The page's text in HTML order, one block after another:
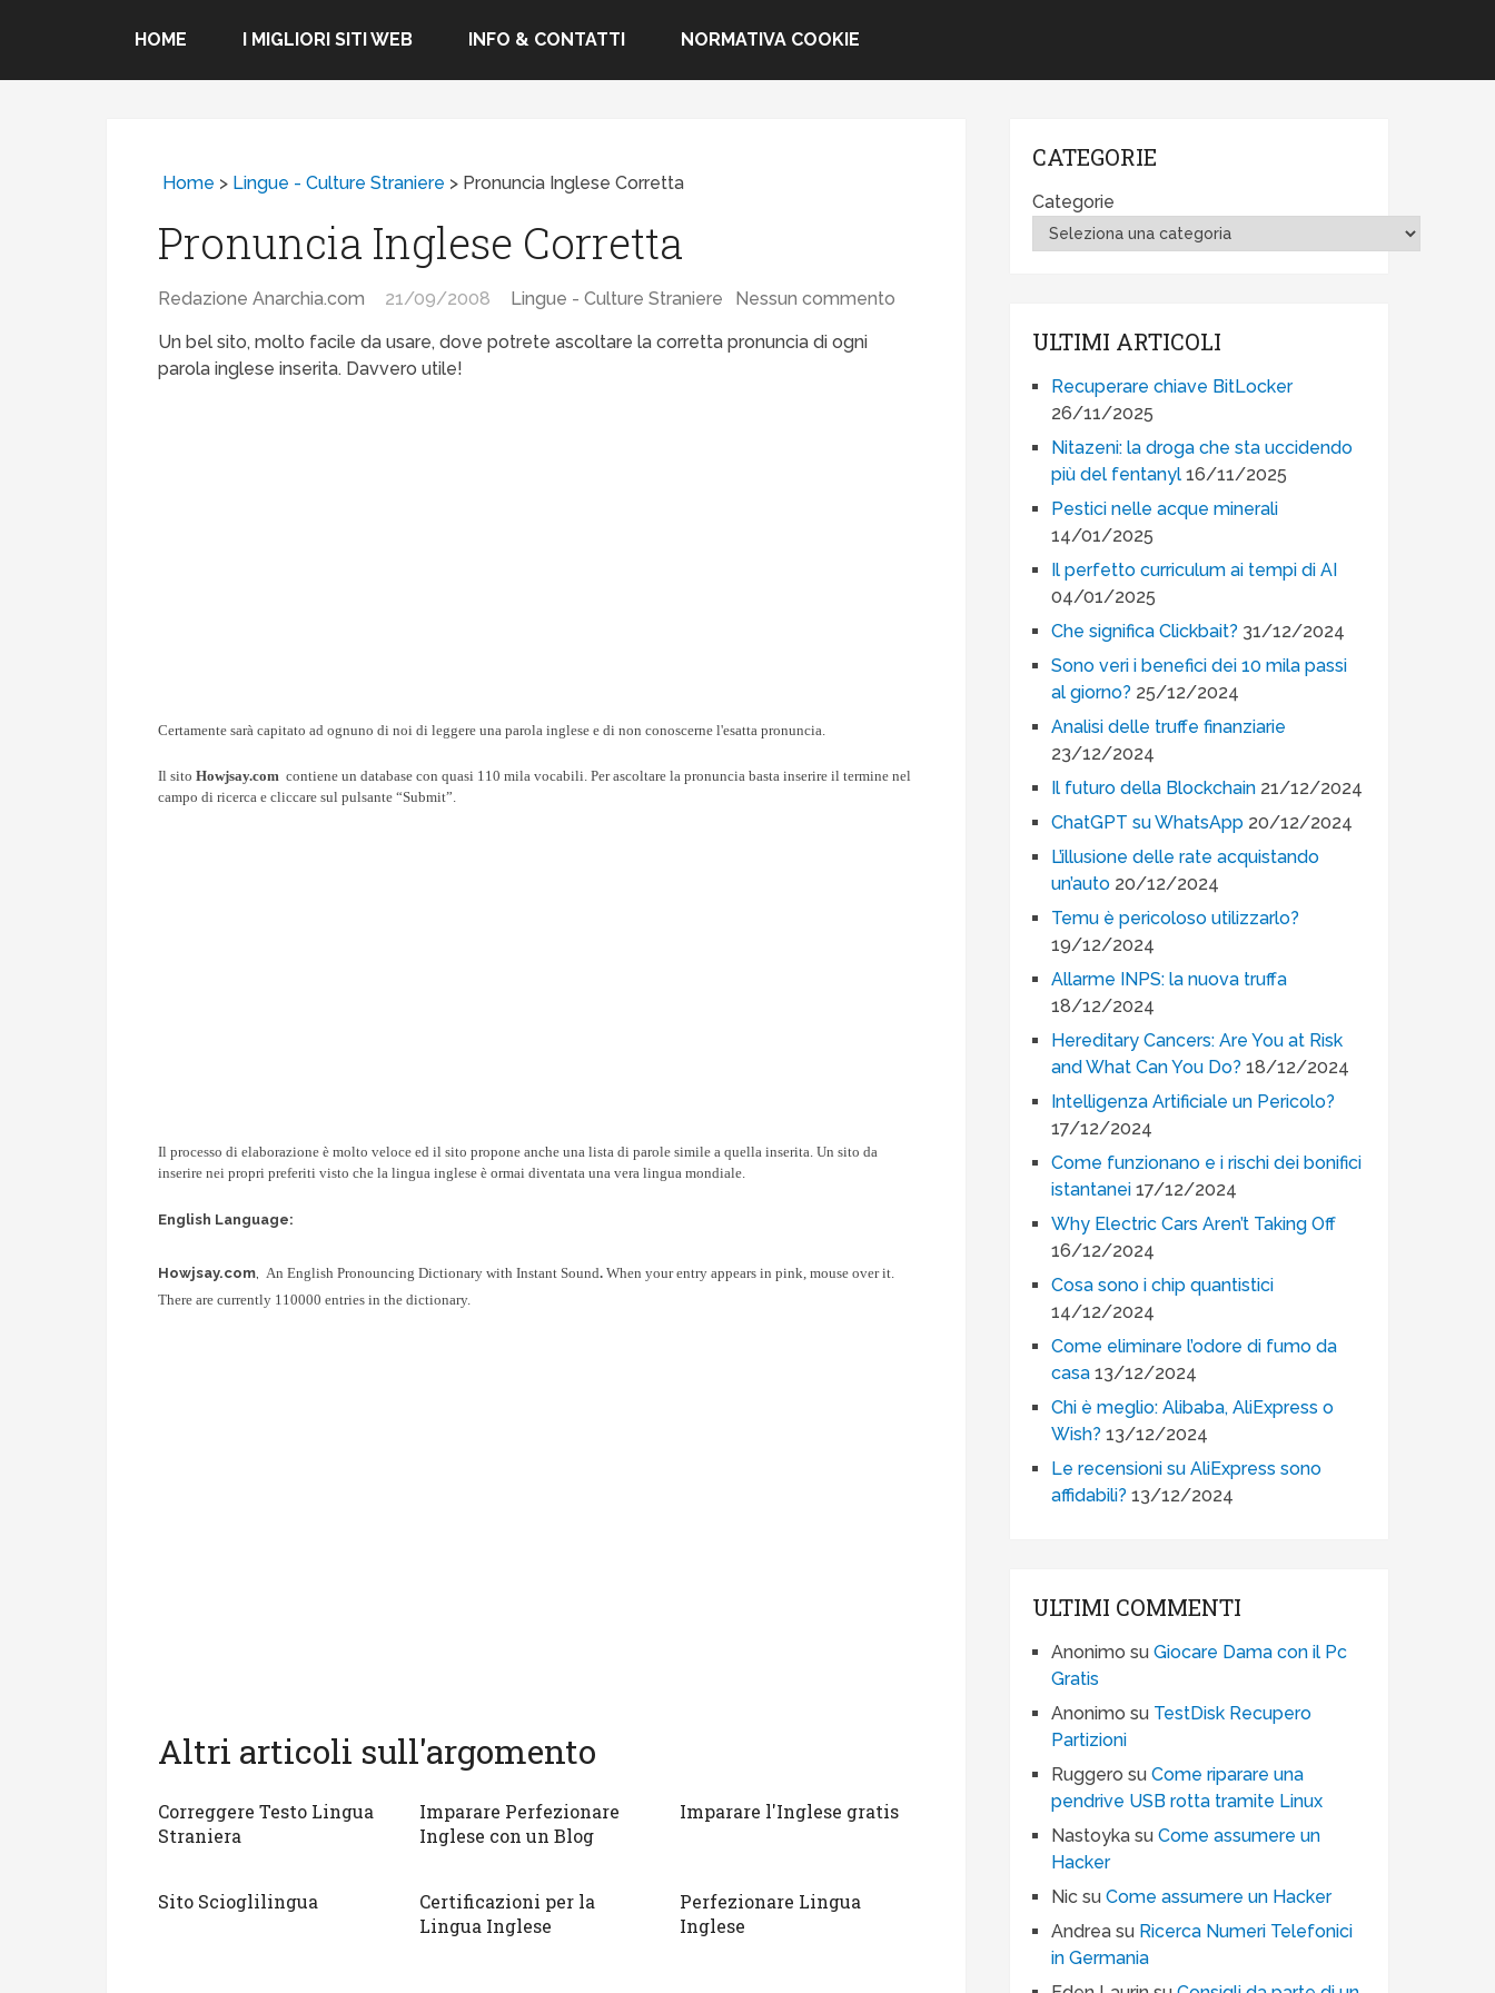
HOME I MIGLIORI SITI WEB INFO & CONTATTI NORMATIVA COOKIE
Home > Lingue - Culture Straniere > Pronuncia Inglese Corretta
Pronuncia Inglese Corretta
Redazione Anarchia.com 21/09/2008 Lingue - Culture Straniere Nessun commento
Un bel sito, molto facile da usare, dove potrete ascoltare la corretta pronuncia di ogni
parola inglese inserita. Davvero utile!
Certamente sarà capitato ad ognuno di noidi leggere una parola inglese e di non conoscerne l'esatta pronuncia.
Il sitoHowjsay.com contiene un database con quasi 110 mila vocabili. Per ascoltare la pronuncia basta inserire il termine nel
campo di ricerca e cliccare sul pulsante “Submit”.
Il processo di elaborazione è molto veloce ed il sito propone anche una lista di parole simile a quella inserita. Un sito da
inserire nei propri preferiti visto che la lingua inglese è ormai diventata una vera lingua mondiale.
English Language:
Howjsay.com,An English Pronouncing Dictionary with Instant Sound.When your entry appears in pink, mouse over it.
There are currently 110000 entries in the dictionary.
Altri articoli sull'argomento
Correggere Testo Lingua
Straniera
Imparare Perfezionare
Inglese con un Blog
Imparare l'Inglese gratis
Sito Scioglilingua
Certificazioni per la
Lingua Inglese
Perfezionare Lingua
Inglese
CATEGORIE
Categorie
ULTIMI ARTICOLI
Recuperare chiave BitLocker
26/11/2025
Nitazeni: la droga che sta uccidendo
più del fentanyl 16/11/2025
Pestici nelle acque minerali
14/01/2025
Il perfetto curriculum ai tempi di AI
04/01/2025
Che significa Clickbait? 31/12/2024
Sono veri i benefici dei 10 mila passi
al giorno? 25/12/2024
Analisi delle truffe finanziarie
23/12/2024
Il futuro della Blockchain 21/12/2024
ChatGPT su WhatsApp 20/12/2024
L’illusione delle rate acquistando
un’auto 20/12/2024
Temu è pericoloso utilizzarlo?
19/12/2024
Allarme INPS: la nuova truffa
18/12/2024
Hereditary Cancers: Are You at Risk
and What Can You Do? 18/12/2024
Intelligenza Artificiale un Pericolo?
17/12/2024
Come funzionano e i rischi dei bonifici
istantanei 17/12/2024
Why Electric Cars Aren’t Taking Off
16/12/2024
Cosa sono i chip quantistici
14/12/2024
Come eliminare l’odore di fumo da
casa 13/12/2024
Chi è meglio: Alibaba, AliExpress o
Wish? 13/12/2024
Le recensioni su AliExpress sono
affidabili? 13/12/2024
ULTIMI COMMENTI
Anonimo suGiocare Dama con il Pc
Gratis
Anonimo su TestDisk Recupero
Partizioni
Ruggero suCome riparare una
pendrive USB rotta tramite Linux
Nastoyka suCome assumere un
Hacker
Nic suCome assumere un Hacker
Andrea su Ricerca Numeri Telefonici
in Germania